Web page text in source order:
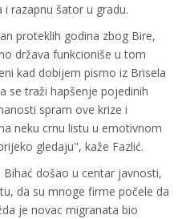
razapnu šator u gradu.
proteklih godina zbog Bire,
država funkcioniše u tom
kad dobijem pismo iz Brisela
se traži hapšenje pojedinih
spram ove krize i
neku crnu listu u emotivnom
gledaju", kaže Fazlić.
došao u centar javnosti,
da su mnoge firme počele da
je novac migranata bio